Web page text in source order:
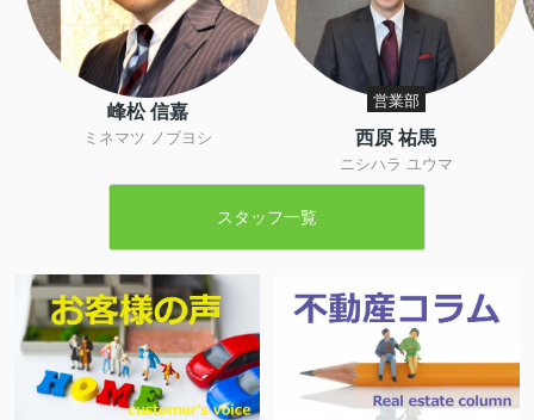
峰松 信嘉
ミネマツ ノブヨシ
営業部
西原 祐馬
ニシハラ ユウマ
スタッフ一覧